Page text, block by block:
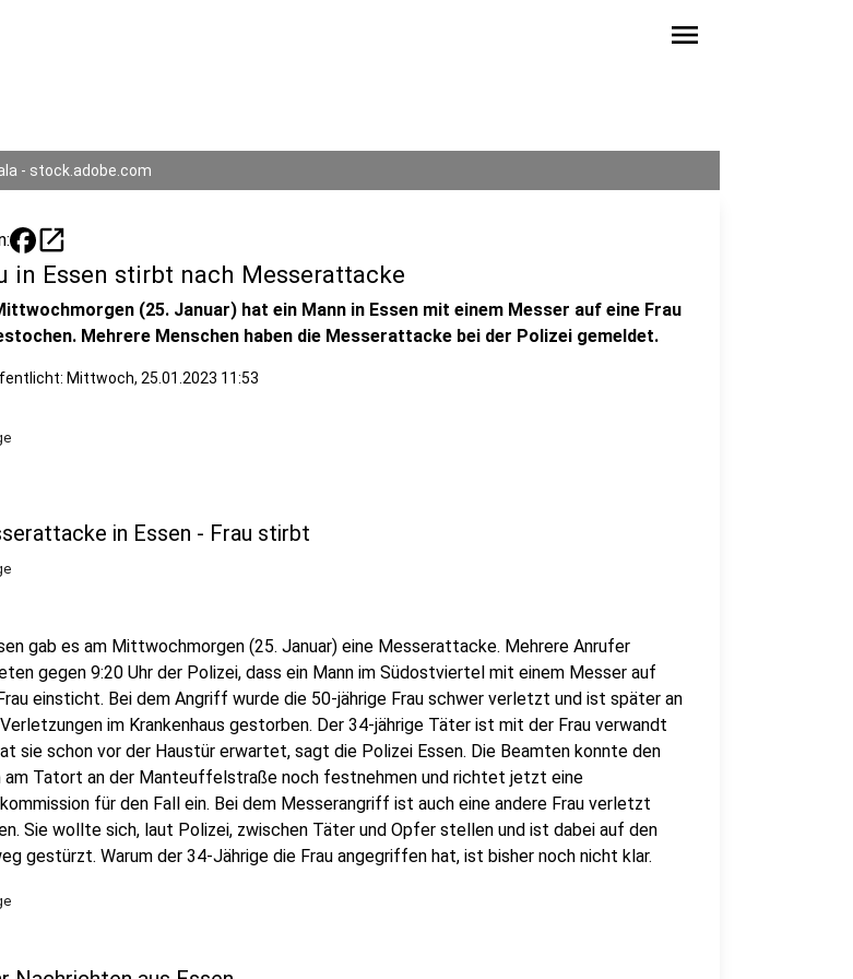
menu
- stock.adobe.com
open_in_new
in Essen stirbt nach Messerattacke
(25. Januar) hat ein Mann in Essen mit einem Messer auf eine Frau
Mehrere Menschen haben die Messerattacke bei der Polizei gemeldet.
Mittwoch, 25.01.2023 11:53
in Essen - Frau stirbt
gab es am Mittwochmorgen (25. Januar) eine Messerattacke. Mehrere Anrufer
gegen 9:20 Uhr der Polizei, dass ein Mann im Südostviertel mit einem Messer auf
einsticht. Bei dem Angriff wurde die 50-jährige Frau schwer verletzt und ist später an
im Krankenhaus gestorben. Der 34-jährige Täter ist mit der Frau verwandt
sie schon vor der Haustür erwartet, sagt die Polizei Essen. Die Beamten konnte den
am Tatort an der Manteuffelstraße noch festnehmen und richtet jetzt eine
für den Fall ein. Bei dem Messerangriff ist auch eine andere Frau verletzt
Sie wollte sich, laut Polizei, zwischen Täter und Opfer stellen und ist dabei auf den
gestürzt. Warum der 34-Jährige die Frau angegriffen hat, ist bisher noch nicht klar.